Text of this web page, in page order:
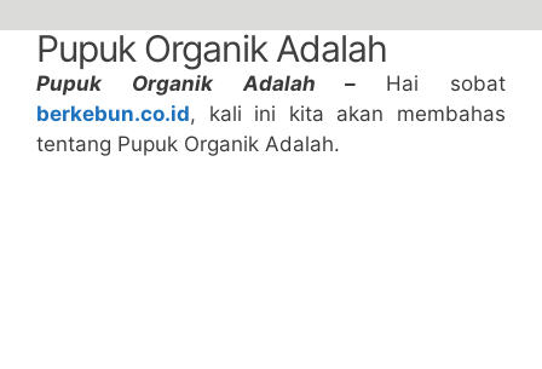
Pupuk Organik Adalah
Pupuk Organik Adalah – Hai sobat
berkebun.co.id, kali ini kita akan membahas
tentang Pupuk Organik Adalah.